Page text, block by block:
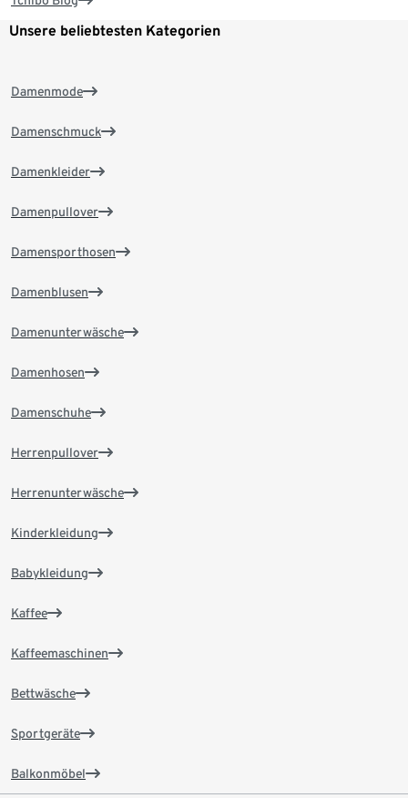
Unsere beliebtesten Kategorien
Damenmode
Damenschmuck
Damenkleider
Damenpullover
Damensporthosen
Damenblusen
Damenunterwäsche
Damenhosen
Damenschuhe
Herrenpullover
Herrenunterwäsche
Kinderkleidung
Babykleidung
Kaffee
Kaffeemaschinen
Bettwäsche
Sportgeräte
Balkonmöbel